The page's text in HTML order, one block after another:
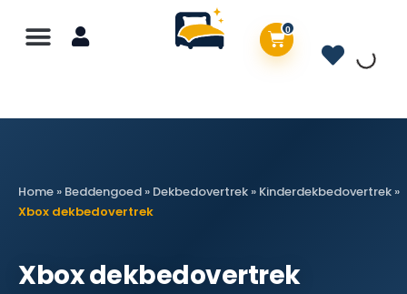
0
Home » Beddengoed » Dekbedovertrek » Kinderdekbedovertrek »
Xbox dekbedovertrek
Xbox dekbedovertrek